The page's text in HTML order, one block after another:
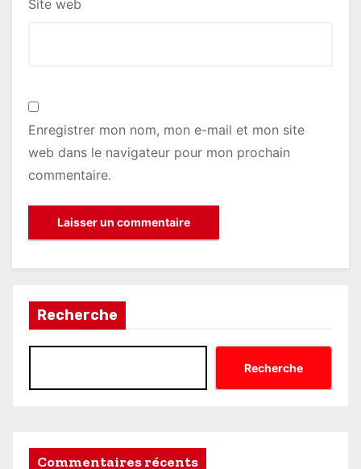
Site web
Enregistrer mon nom, mon e-mail et mon site
web dans le navigateur pour mon prochain
commentaire.
Recherche
Recherche
Commentaires récents